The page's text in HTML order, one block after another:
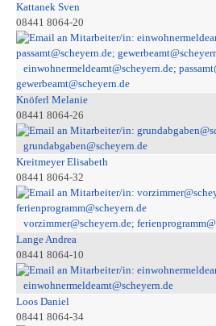
Kattanek Sven
08441 8064-20
einwohnermeldeamt@scheyern.de;
gewerbeamt@scheyern.de
Knöferl Melanie
08441 8064-26
grundabgaben@scheyern.de
Kreitmeyer Elisabeth
08441 8064-32
vorzimmer@scheyern.de;
Lange Andrea
08441 8064-10
einwohnermeldeamt@scheyern.de
Loos Daniel
08441 8064-34